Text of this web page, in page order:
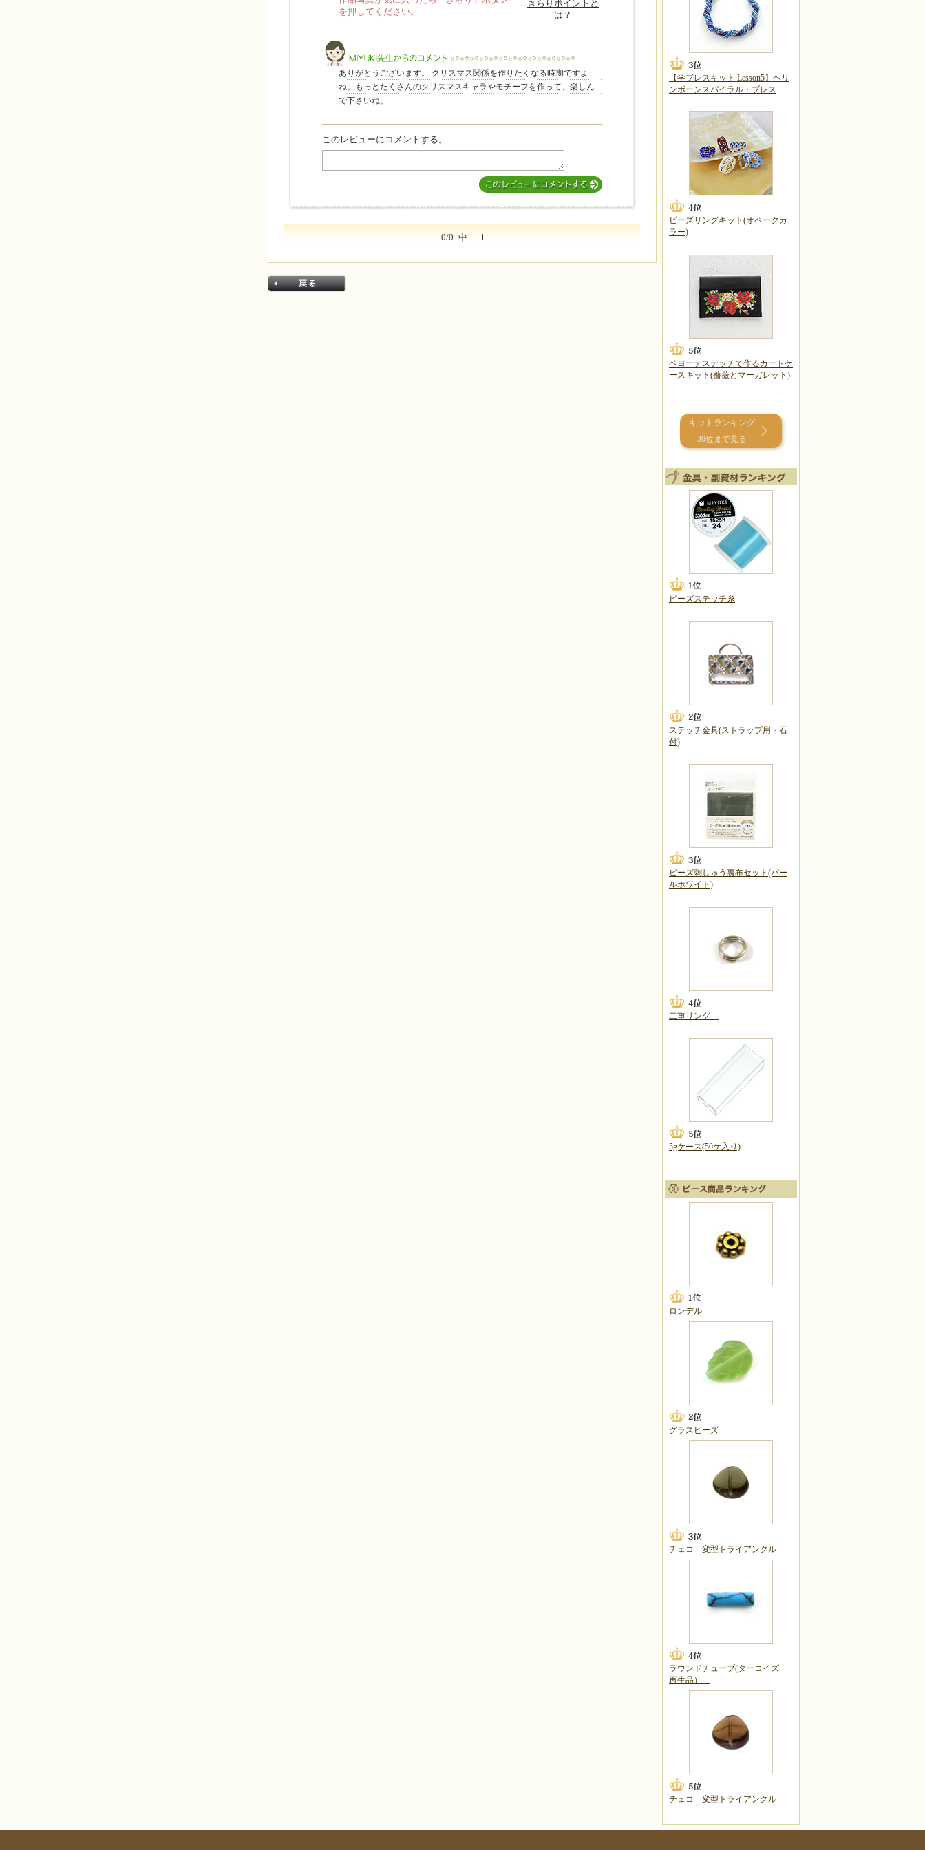
このレビューは参考になりましたか？
を押してください。
きらりポイントと
は？
MIYUKI先生からのコメント
ありがとうございます。 クリスマス関係を作りたくなる時期ですよ
ね。もっとたくさんのクリスマスキャラやモチーフを作って、楽しん
で下さいね。
このレビューにコメントする。
0/0 中 1
【学ブレスキット Lesson5】ヘリ
ンボーンスパイラル・ブレス
ビーズリングキット(オペークカ
ラー)
ペヨーテステッチで作るカードケ
ースキット(薔薇とマーガレット)
キットランキング
30位まで見る
ビーズステッチ糸
ステッチ金具(ストラップ用・石
付)
ビーズ刺しゅう裏布セット(パー
ルホワイト)
二重リング
5gケース(50ケ入り)
ロンデル
グラスビーズ
チェコ 変型トライアングル
ラウンドチューブ(ターコイズ
再生品）
チェコ 変型トライアングル